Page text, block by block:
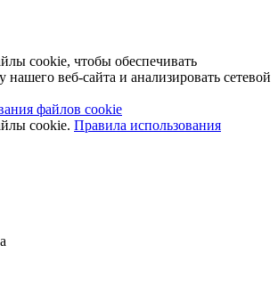
cookie, чтобы обеспечивать
нашего веб-сайта и анализировать сетевой
файлов cookie
cookie. Правила использования